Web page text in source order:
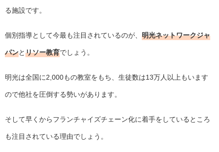
る施設です。
個別指導として今最も注目されているのが、 明光ネットワークジャ
パンとリソー教育でしょう。
明光は全国に2,000もの教室をもち、生徒数は13万人以上もいます
ので他社を圧倒する勢いがあります。
そして早くからフランチャイズチェーン化に着手をしているところ
も注目されている理由でしょう。